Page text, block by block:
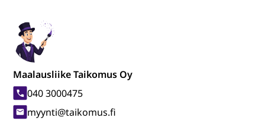
Maalausliike Taikomus Oy
040 3000475
myynti@taikomus.fi